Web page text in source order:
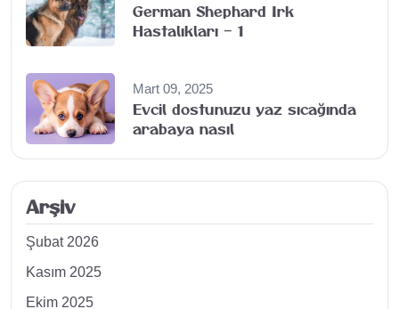
German Shephard Irk
Hastalıkları – 1
Mart 09, 2025
Evcil dostunuzu yaz sıcağında
arabaya nasıl
Arşiv
Şubat 2026
Kasım 2025
Ekim 2025